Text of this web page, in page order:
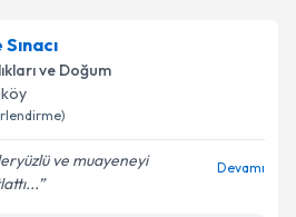
için randevu takvimi talebi
randevu almanız için bir
e-posta ile bilgilendireceğiz.
ve Doğum
ve muayeneyi
Devamı